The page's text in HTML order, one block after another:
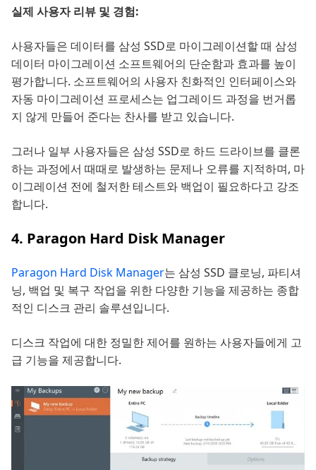
실제 사용자 리뷰 및 경험:
사용자들은 데이터를 삼성 SSD로 마이그레이션할 때 삼성
데이터 마이그레이션 소프트웨어의 단순함과 효과를 높이
평가합니다. 소프트웨어의 사용자 친화적인 인터페이스와
자동 마이그레이션 프로세스는 업그레이드 과정을 번거롭
지 않게 만들어 준다는 찬사를 받고 있습니다.
그러나 일부 사용자들은 삼성 SSD로 하드 드라이브를 클론
하는 과정에서 때때로 발생하는 문제나 오류를 지적하며, 마
이그레이션 전에 철저한 테스트와 백업이 필요하다고 강조
합니다.
4. Paragon Hard Disk Manager
Paragon Hard Disk Manager는 삼성 SSD 클로닝, 파티셔
닝, 백업 및 복구 작업을 위한 다양한 기능을 제공하는 종합
적인 디스크 관리 솔루션입니다.
디스크 작업에 대한 정밀한 제어를 원하는 사용자들에게 고
급 기능을 제공합니다.